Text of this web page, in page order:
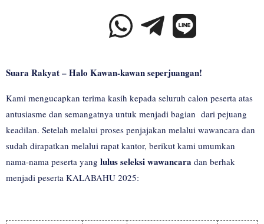
Suara Rakyat – Halo Kawan-kawan seperjuangan!
Kami mengucapkan terima kasih kepada seluruh calon peserta atas
antusiasme dan semangatnya untuk menjadi bagian dari pejuang
keadilan. Setelah melalui proses penjajakan melalui wawancara dan
sudah dirapatkan melalui rapat kantor, berikut kami umumkan
nama-nama peserta yang lulus seleksi wawancara dan berhak
menjadi peserta KALABAHU 2025: